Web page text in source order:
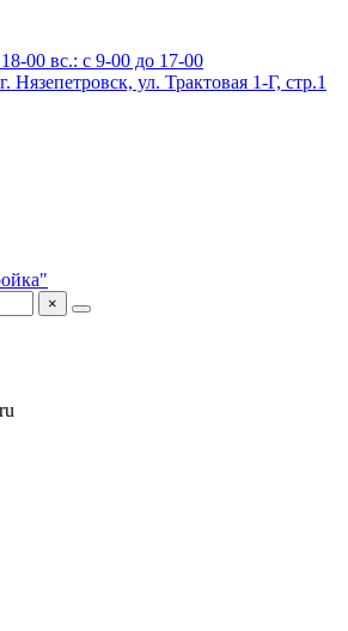
00 вс.: с 9-00 до 17-00
ул. Трактовая 1-Г, стр.1
×